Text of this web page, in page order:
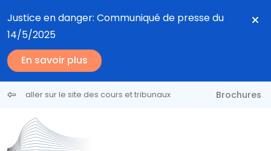
Justice en danger: Communiqué de presse du
14/5/2025
En savoir plus
aller sur le site des cours et tribunaux Brochures